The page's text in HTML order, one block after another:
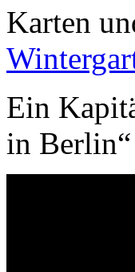
Karten
Ein
in